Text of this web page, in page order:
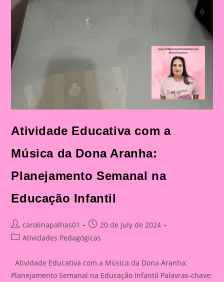
Atividade Educativa com a
Música da Dona Aranha:
Planejamento Semanal na
Educação Infantil
Post
author:
carolinapalhas01
Post
published:
20 de July de 2024
PostAtividades Pedagógicas
Atividade Educativa com a Música da Dona Aranha:
Planejamento Semanal na Educação Infantil Palavras-chave: